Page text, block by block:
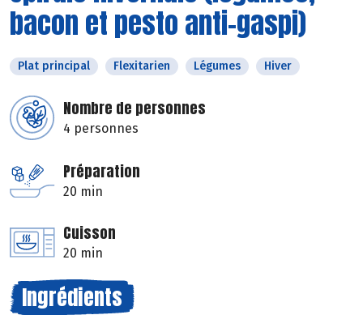
bacon et pesto anti-gaspi)
Plat principal Flexitarien Légumes Hiver
Nombre de personnes
4 personnes
Préparation
20 min
Cuisson
20 min
Ingrédients